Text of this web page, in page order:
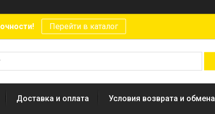
Перейти в каталог
Доставка и оплата Условия возврата и обмена